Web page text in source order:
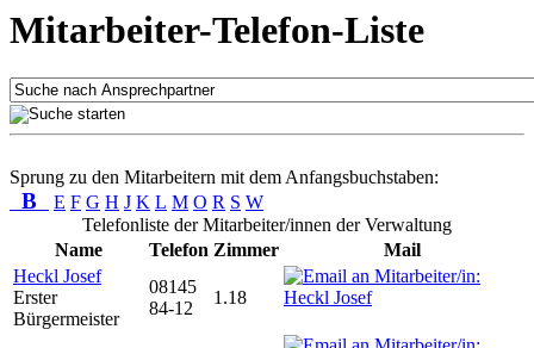
Mitarbeiter-Telefon-Liste
Sprung zu den Mitarbeitern mit dem Anfangsbuchstaben:
B E F G H J K L M O R S W
Telefonliste der Mitarbeiter/innen der Verwaltung
Name
Telefon Zimmer
Mail
Heckl Josef
Erster
Bürgermeister
08145
84-12
1.18